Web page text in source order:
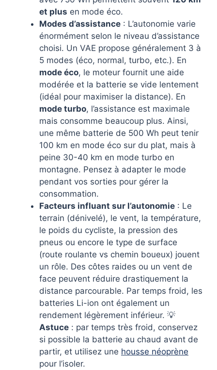
et plus en mode éco.
Modes d’assistance : L’autonomie varie
énormément selon le niveau d’assistance
choisi. Un VAE propose généralement 3 à
5 modes (éco, normal, turbo, etc.). En
mode éco, le moteur fournit une aide
modérée et la batterie se vide lentement
(idéal pour maximiser la distance). En
mode turbo, l’assistance est maximale
mais consomme beaucoup plus. Ainsi,
une même batterie de 500 Wh peut tenir
100 km en mode éco sur du plat, mais à
peine 30-40 km en mode turbo en
montagne. Pensez à adapter le mode
pendant vos sorties pour gérer la
consommation.
Facteurs influant sur l’autonomie : Le
terrain (dénivelé), le vent, la température,
le poids du cycliste, la pression des
pneus ou encore le type de surface
(route roulante vs chemin boueux) jouent
un rôle. Des côtes raides ou un vent de
face peuvent réduire drastiquement la
distance parcourable. Par temps froid, les
batteries Li-ion ont également un
rendement légèrement inférieur. 💡
Astuce : par temps très froid, conservez
si possible la batterie au chaud avant de
partir, et utilisez une housse néoprène
pour l’isoler.